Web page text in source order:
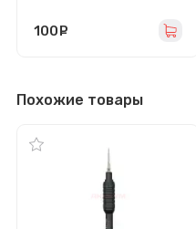
100
Похожие товары